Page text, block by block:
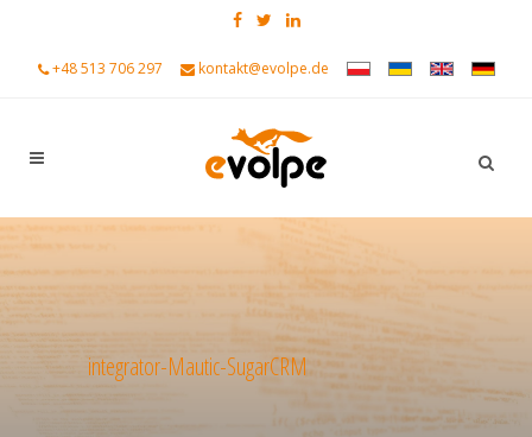
+48 513 706 297 kontakt@evolpe.de
integrator-Mautic-SugarCRM